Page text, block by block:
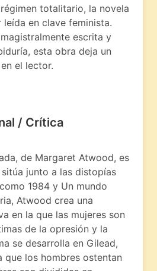
totalitario, la novela
en clave feminista.
escrita y
esta obra deja un
el lector.
/ Crítica
de Margaret Atwood, es
junto a las distopías
1984 y Un mundo
Atwood crea una
en la que las mujeres son
de la opresión y la
se desarrolla en Gilead,
que los hombres ostentan